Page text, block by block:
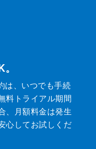
は、いつでも手続
料トライアル期間
、月額料金は発生
心してお試しくだ